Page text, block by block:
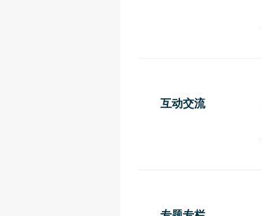
互动交流